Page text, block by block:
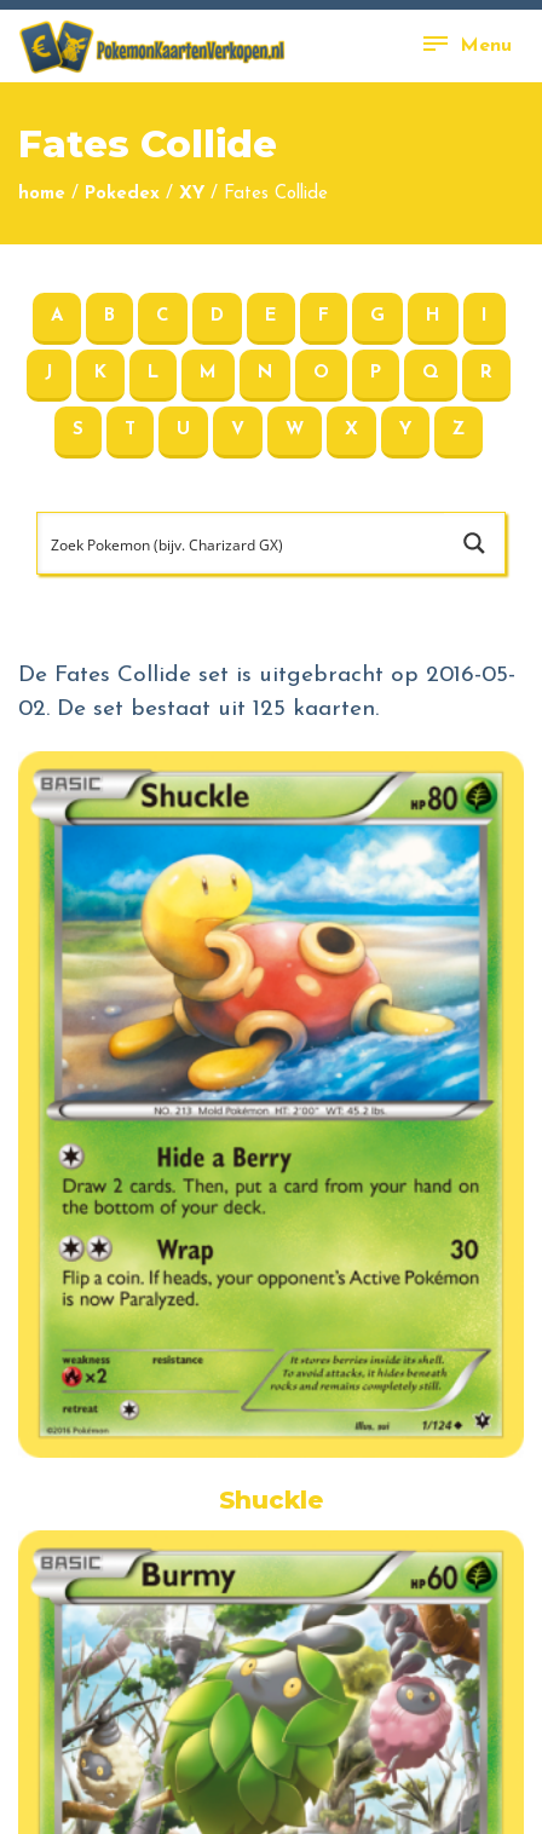
Menu
Fates Collide
home / Pokedex / XY / Fates Collide
A B C D E F G H I
J K L M N O P Q R
S T U V W X Y Z
De Fates Collide set is uitgebracht op 2016-05-
02. De set bestaat uit 125 kaarten.
Shuckle